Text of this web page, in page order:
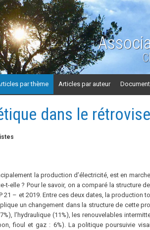
par thème Articles par auteur
dans le
la production d’électricité, est en
t-elle ? Pour le savoir, on a comparé la structure
21 – et 2019. Entre ces deux dates, la production
un changement dans la structure de cette
l’hydraulique (11%), les renouvelables
fioul et gaz : 6%). La politique poursuivie